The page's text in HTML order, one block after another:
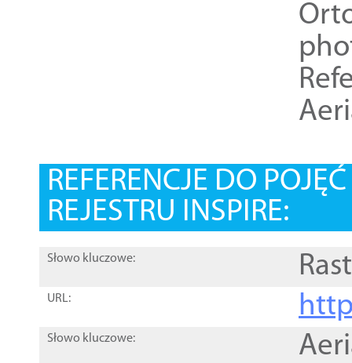
REFERENCJE DO
REJESTRU INSPIRE:
Słowo kluczowe:
URL:
Słowo kluczowe: